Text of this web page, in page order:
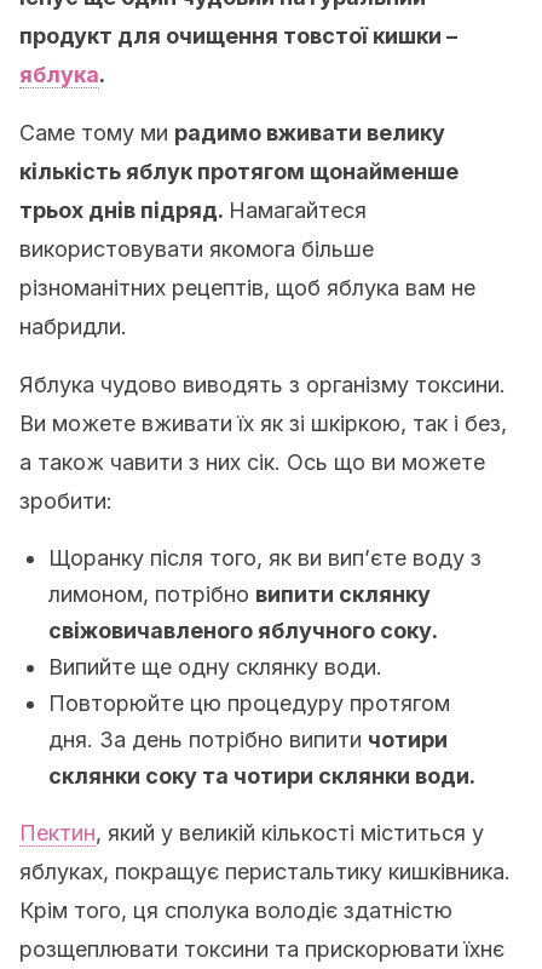
продукт для очищення товстої кишки –
яблука.
Саме тому ми радимо вживати велику
кількість яблук протягом щонайменше
трьох днів підряд. Намагайтеся
використовувати якомога більше
різноманітних рецептів, щоб яблука вам не
набридли.
Яблука чудово виводять з організму токсини.
Ви можете вживати їх як зі шкіркою, так і без,
а також чавити з них сік. Ось що ви можете
зробити:
Щоранку після того, як ви вип’єте воду з
лимоном, потрібно випити склянку
свіжовичавленого яблучного соку.
Випийте ще одну склянку води.
Повторюйте цю процедуру протягом
дня. За день потрібно випити чотири
склянки соку та чотири склянки води.
Пектин, який у великій кількості міститься у
яблуках, покращує перистальтику кишківника.
Крім того, ця сполука володіє здатністю
розщеплювати токсини та прискорювати їхнє